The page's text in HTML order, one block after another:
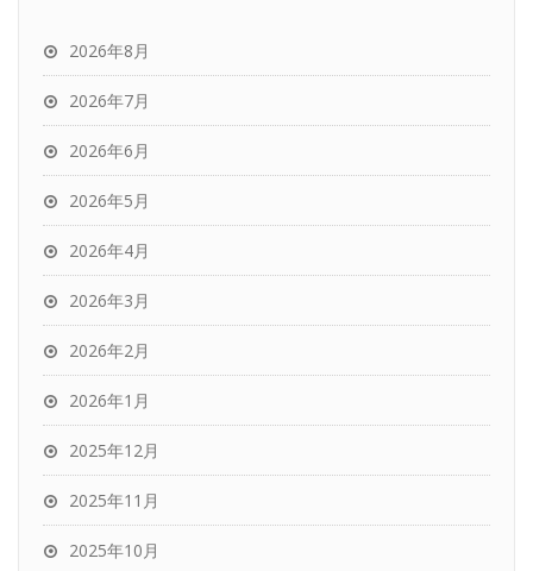
2026年8月
2026年7月
2026年6月
2026年5月
2026年4月
2026年3月
2026年2月
2026年1月
2025年12月
2025年11月
2025年10月